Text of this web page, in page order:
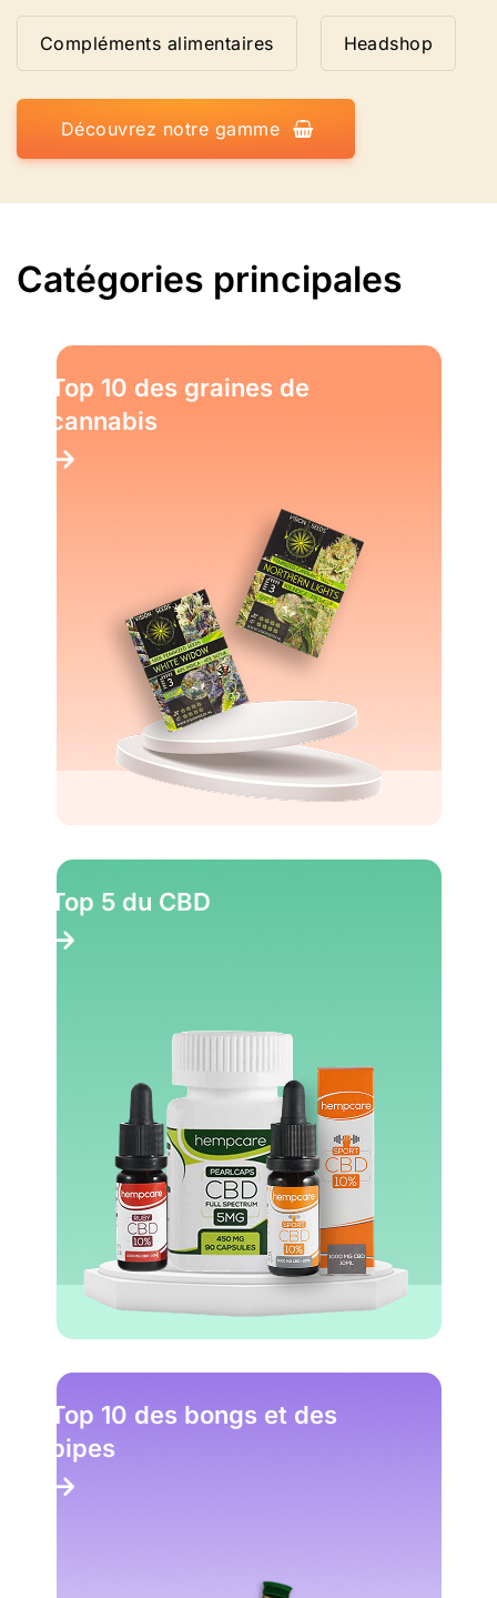
Compléments alimentaires Headshop
Découvrez notre gamme
Catégories principales
Top 10 des graines de
cannabis
Top 5 du CBD
Top 10 des bongs et des
pipes